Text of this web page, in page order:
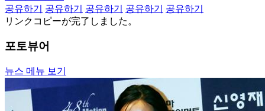
공유하기
공유하기 공유하기 공유하기
공유하기
リンクコピーが完了しました。
포토뷰어
뉴스 메뉴 보기